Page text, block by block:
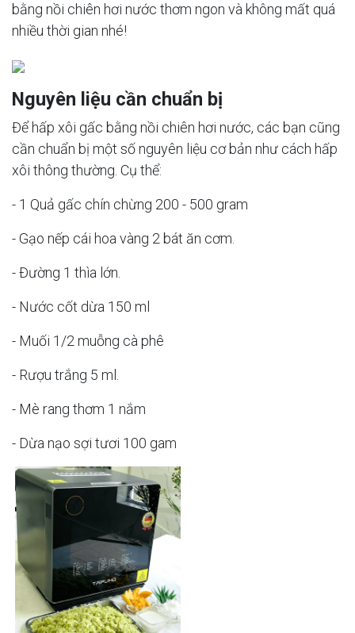
bằng nồi chiên hơi nước thơm ngon và không mất quá
nhiều thời gian nhé!
Nguyên liệu cần chuẩn bị
Để hấp xôi gấc bằng nồi chiên hơi nước, các bạn cũng
cần chuẩn bị một số nguyên liệu cơ bản như cách hấp
xôi thông thường. Cụ thể:
- 1 Quả gấc chín chừng 200 - 500 gram
- Gạo nếp cái hoa vàng 2 bát ăn cơm.
- Đường 1 thìa lớn.
- Nước cốt dừa 150 ml
- Muối 1/2 muỗng cà phê
- Rượu trắng 5 ml.
- Mè rang thơm 1 nắm
- Dừa nạo sợi tươi 100 gam